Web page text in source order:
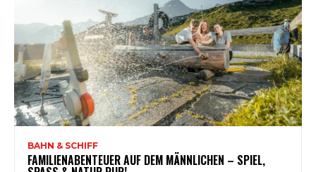
BAHN & SCHIFF
FAMILIENABENTEUER AUF DEM MÄNNLICHEN – SPIEL,